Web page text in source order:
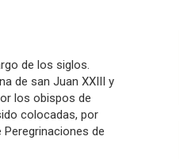
de los siglos.
de san Juan XXIII y
los obispos de
colocadas, por
de